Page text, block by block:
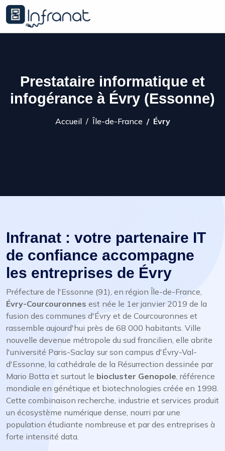
Prestataire informatique et
infogérance à Évry (Essonne)
Accueil Île-de-France Évry
Infranat : votre partenaire IT
de confiance accompagne
les entreprises de Évry
Préfecture de l'Essonne (91), en région Île-de-France,
Évry-Courcouronnes est née le 1er janvier 2019 de la
fusion des communes d'Évry et de Courcouronnes et
rassemble aujourd'hui près de 68 000 habitants. Ville
nouvelle devenue métropole du sud francilien, elle abrite
l'université Paris-Saclay sur son campus d'Évry-Val-
d'Essonne, la cathédrale de la Résurrection dessinée par
Mario Botta et surtout le biocluster Genopole, référence
mondiale en génétique et biotechnologies créée en 1998.
Cette combinaison recherche, industrie et services produit
un écosystème numérique dense, nourri par une
population étudiante nombreuse et par des entreprises à
forte intensité data.